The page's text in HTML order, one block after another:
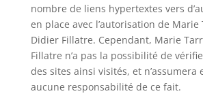
nombre de liens hypertextes vers
en place avec l’autorisation de Marie
Didier Fillatre. Cependant, Marie
Fillatre n’a pas la possibilité de
des sites ainsi visités, et n’assumera
aucune responsabilité de ce fait.